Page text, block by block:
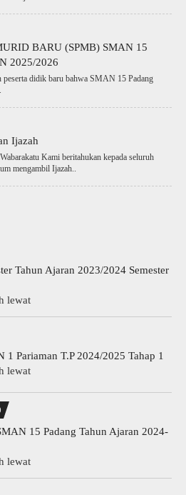
BARU (SPMB) SMAN 15
2025/2026
peserta didik baru bahwa SMAN 15 Padang
Ijazah
Kami beritahukan kepada seluruh
mengambil Ijazah..
Tahun Ajaran 2023/2024 Semester
lewat
1 Pariaman T.P 2024/2025 Tahap 1
lewat
15 Padang Tahun Ajaran 2024-
lewat